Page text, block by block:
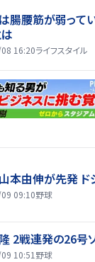
腸腰筋が弱って
16:20ライフスタイル
山本由伸が先発
09:10野球
2戦連発の26号
10:51野球